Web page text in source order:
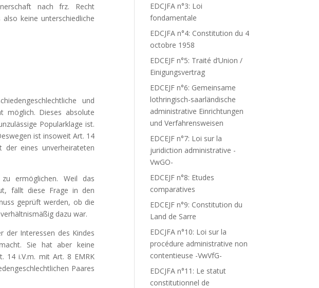
nach frz. Recht
keine unterschiedliche
und
möglich. Dieses absolute
Popularklage ist.
ist insoweit Art. 14
eines unverheirateten
ermöglichen. Weil das
fällt diese Frage in den
geprüft werden, ob die
dazu war.
der Interessen des Kindes
Sie hat aber keine
14 i.V.m. mit Art. 8 EMRK
Paares
EDCJFA n°3: Loi
fondamentale
EDCJFA n°4: Constitution du 4
octobre 1958
EDCEJF n°5: Traité d’Union /
Einigungsvertrag
EDCEJF n°6: Gemeinsame
lothringisch-saarländische
administrative Einrichtungen
und Verfahrensweisen
EDCEJF n°7: Loi sur la
juridiction administrative -
VwGO-
EDCEJF n°8: Etudes
comparatives
EDCEJF n°9: Constitution du
Land de Sarre
EDCJFA n°10: Loi sur la
procédure administrative non
contentieuse -VwVfG-
EDCJFA n°11: Le statut
constitutionnel de